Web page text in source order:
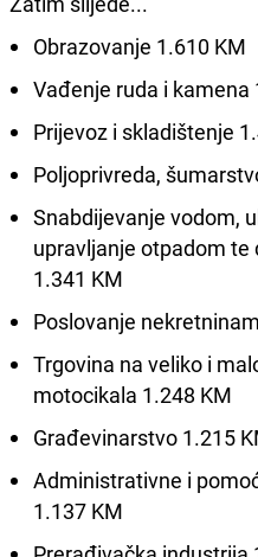
Obrazovanje 1.610 KM
Vađenje ruda i kamena
Prijevoz i skladištenje
Poljoprivreda,
Snabdijevanje vodom,
upravljanje otpadom
1.341 KM
Poslovanje
Trgovina na veliko i
motocikala 1.248 KM
Građevinarstvo 1.215
Administrativne i
1.137 KM